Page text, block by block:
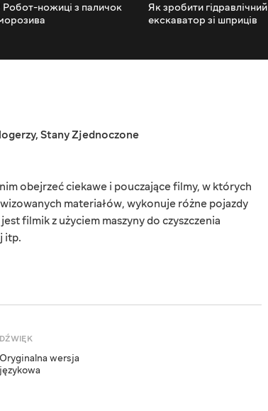
ножиці з паличок
Як зробити гідравлічний
екскаватор зі шприців
, Stany Zjednoczone
obejrzeć ciekawe i pouczające filmy, w których
materiałów, wykonuje różne pojazdy
filmik z użyciem maszyny do czyszczenia
itp.
DŹWIĘK
Oryginalna wersja
językowa